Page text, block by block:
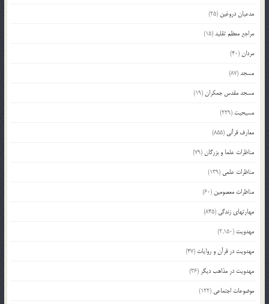
مدعیان دروغین (25)
مراجع معظم تقلید(15)
مردان(40)
مسجد(87)
مسجد مقدس جمکران(19)
مسیحیت (229)
معارف قرآنی (855)
مناظرات علما و بزرگان(79)
مناظرات علمی (139)
مناظرات معصومین (60)
مهارتهای زندگی (845)
مهدویت (2,150)
مهدویت در قرآن و روایات (47)
مهدویت در مذاهب دیگر (36)
موضوعات اجتماعی (122)